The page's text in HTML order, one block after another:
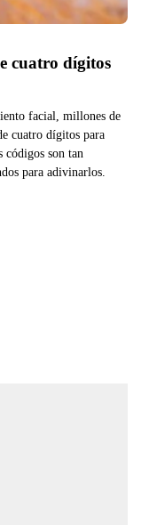
cuatro dígitos
facial, millones de
cuatro dígitos para
códigos son tan
para adivinarlos.